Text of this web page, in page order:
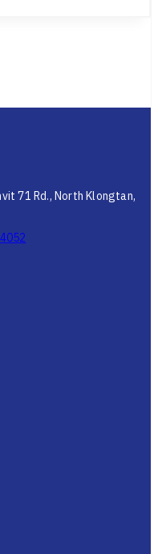
71 Rd., North Klongtan,